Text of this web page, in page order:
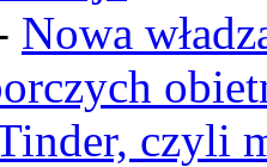
Nowa
czyli